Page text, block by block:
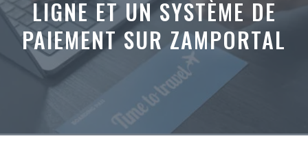
LIGNE ET UN SYSTÈME DE
PAIEMENT SUR ZAMPORTAL